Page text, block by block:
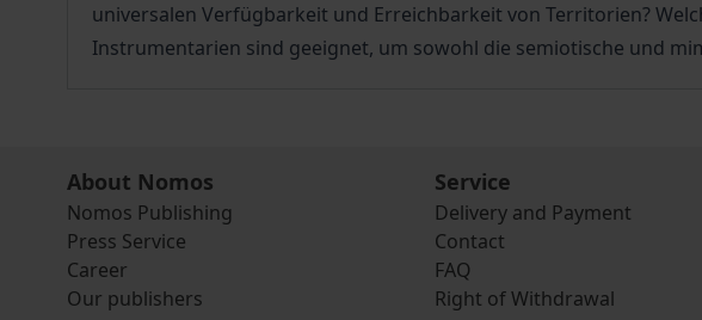
universalen Verfügbarkeit und Erreichbarkeit von Territorien?
Instrumentarien sind geeignet, um sowohl die semiotische und
About Nomos
Nomos Publishing
Press Service
Career
Our publishers
Service
Delivery and Payment
Contact
FAQ
Right of Withdrawal